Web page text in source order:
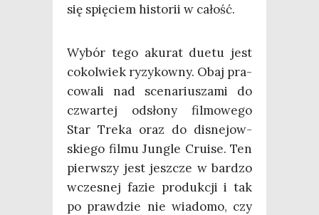
się spię­ciem histo­rii w całość.
Wybór tego aku­rat duetu jest
cokol­wiek ryzy­kow­ny. Obaj pra­
co­wa­li nad sce­na­riu­sza­mi do
czwar­tej odsło­ny fil­mo­we­go
Star Tre­ka oraz do disne­jow­
skie­go fil­mu Jun­gle Cru­ise. Ten
pierw­szy jest jesz­cze w bar­dzo
wcze­snej fazie pro­duk­cji i tak
po praw­dzie nie wia­do­mo, czy